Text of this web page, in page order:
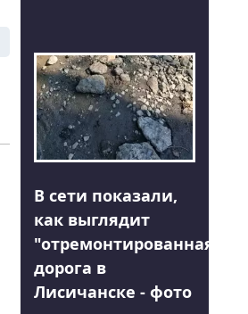
В сети показали,
как выглядит
"отремонтированная"
дорога в
Лисичанске - фото